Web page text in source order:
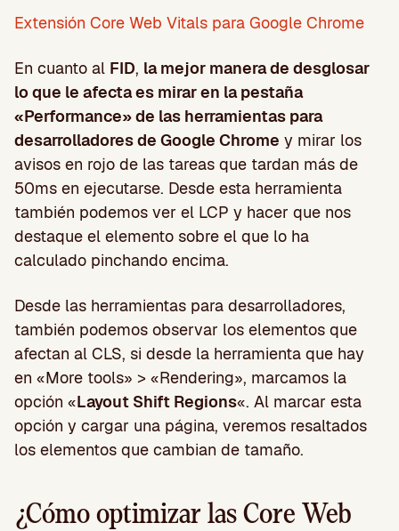
Extensión Core Web Vitals para Google Chrome
En cuanto al FID, la mejor manera de desglosar
lo que le afecta es mirar en la pestaña
«Performance» de las herramientas para
desarrolladores de Google Chrome y mirar los
avisos en rojo de las tareas que tardan más de
50ms en ejecutarse. Desde esta herramienta
también podemos ver el LCP y hacer que nos
destaque el elemento sobre el que lo ha
calculado pinchando encima.
Desde las herramientas para desarrolladores,
también podemos observar los elementos que
afectan al CLS, si desde la herramienta que hay
en «More tools» > «Rendering», marcamos la
opción «Layout Shift Regions«. Al marcar esta
opción y cargar una página, veremos resaltados
los elementos que cambian de tamaño.
¿Cómo optimizar las Core Web